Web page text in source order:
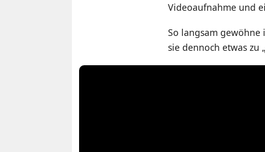
Videoaufnahme und
So langsam gewöhne
sie dennoch etwas zu „